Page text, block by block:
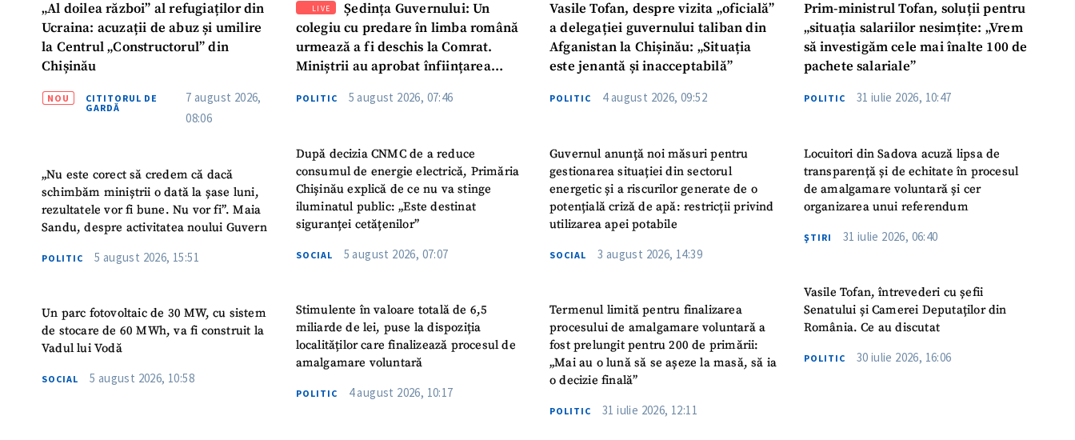
„Al doilea război” al refugiaților din
Ucraina: acuzații de abuz și umilire
la Centrul „Constructorul” din
Chișinău
NOU
CITITORUL DE
GARDĂ
7 august 2026,
08:06
„Nu este corect să credem că dacă
schimbăm miniștrii o dată la șase luni,
rezultatele vor fi bune. Nu vor fi”. Maia
Sandu, despre activitatea noului Guvern
POLITIC 5 august 2026, 15:51
Un parc fotovoltaic de 30 MW, cu sistem
de stocare de 60 MWh, va fi construit la
Vadul lui Vodă
SOCIAL 5 august 2026, 10:58
LIVE
Ședința Guvernului: Un
colegiu cu predare în limba română
urmează a fi deschis la Comrat.
Miniștrii au aprobat înființarea
Turc „Recep Tayyip Erdogan”
POLITIC 5 august 2026, 07:46
După decizia CNMC de a reduce
consumul de energie electrică, Primăria
Chișinău explică de ce nu va stinge
iluminatul public: „Este destinat
siguranței cetățenilor”
SOCIAL 5 august 2026, 07:07
Stimulente în valoare totală de 6,5
miliarde de lei, puse la dispoziția
localităților care finalizează procesul de
amalgamare voluntară
POLITIC 4 august 2026, 10:17
Vasile Tofan, despre vizita „oficială”
a delegației guvernului taliban din
Afganistan la Chișinău: „Situația
este jenantă și inacceptabilă”
POLITIC 4 august 2026, 09:52
Guvernul anunță noi măsuri pentru
gestionarea situației din sectorul
energetic și a riscurilor generate de o
potențială criză de apă: restricții privind
utilizarea apei potabile
SOCIAL 3 august 2026, 14:39
Termenul limită pentru finalizarea
procesului de amalgamare voluntară a
fost prelungit pentru 200 de primării:
„Mai au o lună să se așeze la masă, să ia
o decizie finală”
POLITIC 31 iulie 2026, 12:11
Prim-ministrul Tofan, soluții pentru
„situația salariilor nesimțite: „Vrem
să investigăm cele mai înalte 100 de
pachete salariale”
POLITIC 31 iulie 2026, 10:47
Locuitori din Sadova acuză lipsa de
transparență și de echitate în procesul
de amalgamare voluntară și cer
organizarea unui referendum
ŞTIRI 31 iulie 2026, 06:40
Vasile Tofan, întrevederi cu șefii
Senatului și Camerei Deputaților din
România. Ce au discutat
POLITIC 30 iulie 2026, 16:06